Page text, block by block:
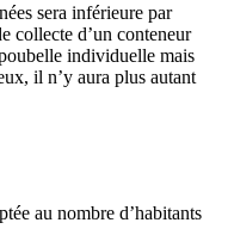
sera inférieure par
collecte d’un conteneur
individuelle mais
il n’y aura plus autant
au nombre d’habitants